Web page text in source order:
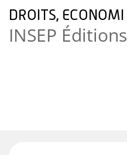
DROITS, ECONOMI
INSEP Éditions